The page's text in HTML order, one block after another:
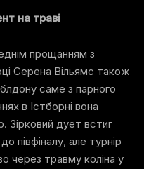
на траві
прощанням з
Серена Вільямс також
саме з парного
в Істборні вона
Зірковий дует встиг
півфіналу, але турнір
через травму коліна у